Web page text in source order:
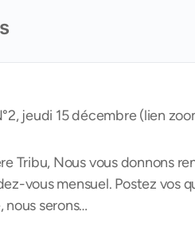
jeudi 15 décembre (lien
Tribu, Nous vous donnons
vous mensuel. Postez vos
nous serons…